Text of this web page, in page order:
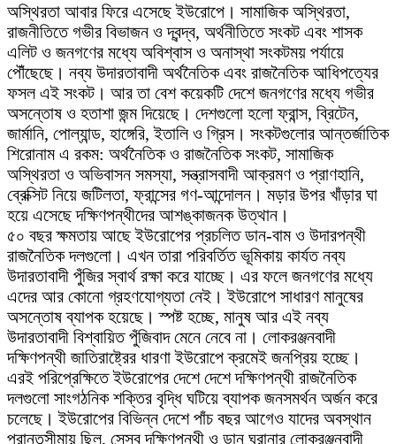
অস্থিরতা আবার ফিরে এসেছে ইউরোপে। সামাজিক অস্থিরতা,
রাজনীতিতে গভীর বিভাজন ও দ্বন্দ্ব, অর্থনীতিতে সংকট এবং শাসক
এলিট ও জনগণের মধ্যে অবিশ্বাস ও অনাস্থা সংকটময় পর্যায়ে
পৌঁছেছে। নব্য উদারতাবাদী অর্থনৈতিক এবং রাজনৈতিক আধিপত্যের
ফসল এই সংকট। আর তা বেশ কয়েকটি দেশে জনগণের মধ্যে গভীর
অসন্তোষ ও হতাশা জন্ম দিয়েছে। দেশগুলো হলো ফ্রান্স, ব্রিটেন,
জার্মানি, পোল্যান্ড, হাঙ্গেরি, ইতালি ও গ্রিস। সংকটগুলোর আন্তর্জাতিক
শিরোনাম এ রকম: অর্থনৈতিক ও রাজনৈতিক সংকট, সামাজিক
অস্থিরতা ও অভিবাসন সমস্যা, সন্ত্রাসবাদী আক্রমণ ও প্রাণহানি,
ব্রেক্সিট নিয়ে জটিলতা, ফ্রান্সের গণ-আন্দোলন। মড়ার উপর খাঁড়ার ঘা
হয়ে এসেছে দক্ষিণপন্থীদের আশঙ্কাজনক উত্থান।
৫০ বছর ক্ষমতায় আছে ইউরোপের প্রচলিত ডান-বাম ও উদারপন্থী
রাজনৈতিক দলগুলো। এখন তারা পরিবর্তিত ভূমিকায় কার্যত নব্য
উদারতাবাদী পুঁজির স্বার্থ রক্ষা করে যাচ্ছে। এর ফলে জনগণের মধ্যে
এদের আর কোনো গ্রহণযোগ্যতা নেই। ইউরোপে সাধারণ মানুষের
অসন্তোষ ব্যাপক হয়েছে। স্পষ্ট হচ্ছে, মানুষ আর এই নব্য
উদারতাবাদী বিশ্বায়িত পুঁজিবাদ মেনে নেবে না। লোকরঞ্জনবাদী
দক্ষিণপন্থী জাতিরাষ্ট্রের ধারণা ইউরোপে ক্রমেই জনপ্রিয় হচ্ছে।
এরই পরিপ্রেক্ষিতে ইউরোপের দেশে দেশে দক্ষিণপন্থী রাজনৈতিক
দলগুলো সাংগঠনিক শক্তির বৃদ্ধি ঘটিয়ে ব্যাপক জনসমর্থন অর্জন করে
চলেছে। ইউরোপের বিভিন্ন দেশে পাঁচ বছর আগেও যাদের অবস্থান
প্রান্তসীমায় ছিল, সেসব দক্ষিণপন্থী ও ডান ঘরানার লোকরঞ্জনবাদী